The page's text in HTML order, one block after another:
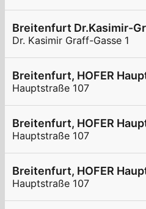
Breitenfurt Dr.Kasimir-
Dr. Kasimir Graff-Gasse 1
Breitenfurt, HOFER
Hauptstraße 107
Breitenfurt, HOFER
Hauptstraße 107
Breitenfurt, HOFER
Hauptstraße 107